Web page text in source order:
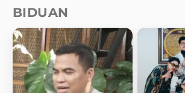
BIDUAN